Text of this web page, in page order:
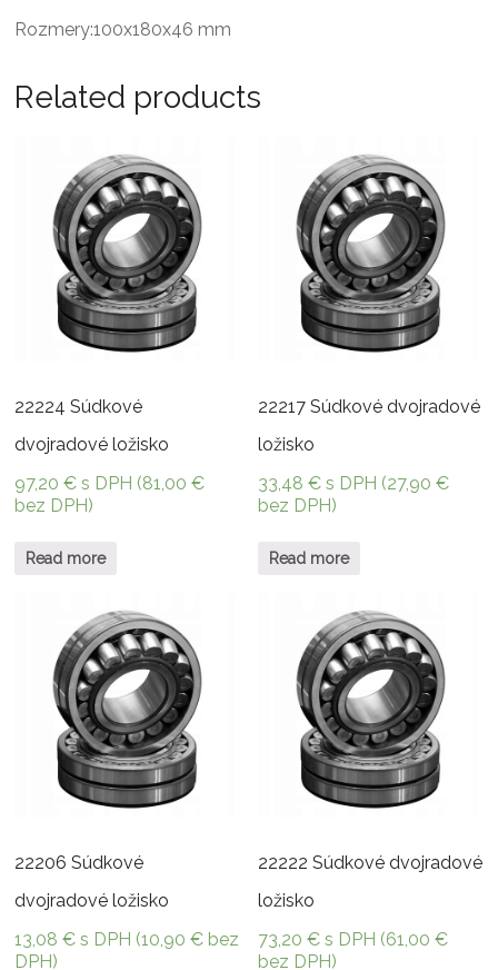
Rozmery:100x180x46 mm
Related products
22224 Súdkové
dvojradové ložisko
97,20€ s DPH (81,00€
bez DPH)
Read more
22217 Súdkové dvojradové
ložisko
33,48€ s DPH (27,90€
bez DPH)
Read more
22206 Súdkové
dvojradové ložisko
13,08€ s DPH (10,90€ bez
DPH)
22222 Súdkové dvojradové
ložisko
73,20€ s DPH (61,00€
bez DPH)